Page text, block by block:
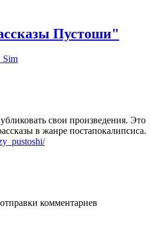
Пустоши"
свои произведения. Это
в жанре постапокалипсиса.
комментариев